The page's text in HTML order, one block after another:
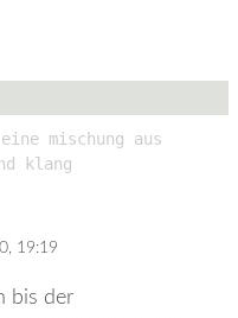
mischung aus
klang
19:19
bis der